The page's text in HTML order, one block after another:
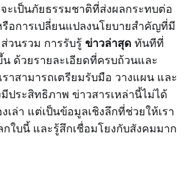
ะเป็นภัยธรรมชาติที่ส่งผลกระทบต่อ
อการเปลี่ยนแปลงนโยบายสำคัญที่มี
วนรวม การรับรู้ ข่าวล่าสุด ทันทีที่
ด้วยรายละเอียดที่ครบถ้วนและ
าสามารถเตรียมรับมือ วางแผน และ
ประสิทธิภาพ ข่าวสารเหล่านี้ไม่ได้
งเล่า แต่เป็นข้อมูลเชิงลึกที่ช่วยให้เรา
ใบนี้ และรู้สึกเชื่อมโยงกับสังคมมาก